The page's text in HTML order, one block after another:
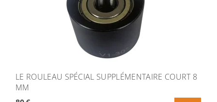
LE ROULEAU SPÉCIAL SUPPLÉMENTAIRE COURT 8
MM